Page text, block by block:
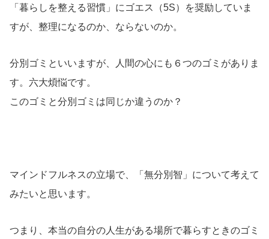
「暮らしを整える習慣」にゴエス（5S）を奨励していま
すが、整理になるのか、ならないのか。
分別ゴミといいますが、人間の心にも６つのゴミがありま
す。六大煩悩です。
このゴミと分別ゴミは同じか違うのか？
マインドフルネスの立場で、「無分別智」について考えて
みたいと思います。
つまり、本当の自分の人生がある場所で暮らすときのゴミ